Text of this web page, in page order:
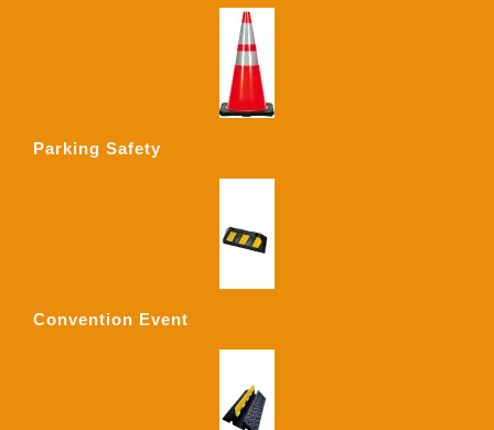
Parking Safety
Convention Event